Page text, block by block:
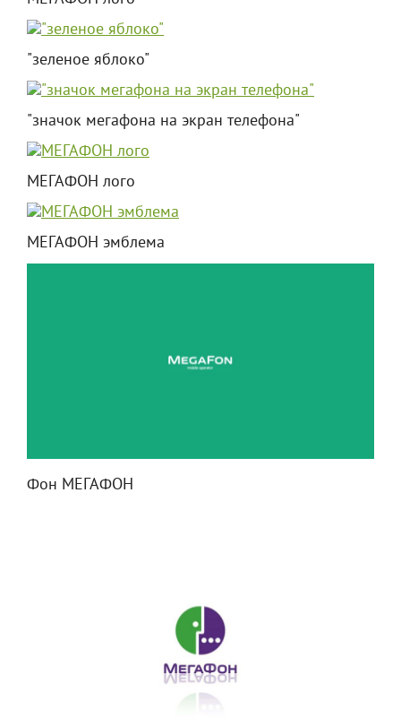
"зеленое яблоко"
"значок мегафона на экран телефона"
МЕГАФОН лого
МЕГАФОН эмблема
Фон МЕГАФОН